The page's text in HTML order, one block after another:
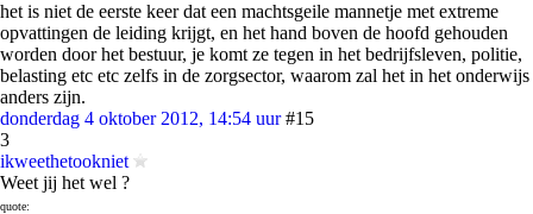
het is niet de eerste keer dat een machtsgeile mannetje met extreme
opvattingen de leiding krijgt, en het hand boven de hoofd gehouden
worden door het bestuur, je komt ze tegen in het bedrijfsleven, politie,
belasting etc etc zelfs in de zorgsector, waarom zal het in het onderwijs
anders zijn.
donderdag 4 oktober 2012, 14:54 uur #15
3
ikweethetookniet
Weet jij het wel ?
quote: